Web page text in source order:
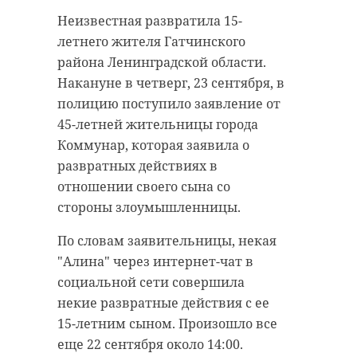
Неизвестная развратила 15-
летнего жителя Гатчинского
района Ленинградской области.
Накануне в четверг, 23 сентября, в
полицию поступило заявление от
45-летней жительницы города
Коммунар, которая заявила о
развратных действиях в
отношении своего сына со
стороны злоумышленницы.
По словам заявительницы, некая
"Алина" через интернет-чат в
социальной сети совершила
некие развратные действия с ее
15-летним сыном. Произошло все
еще 22 сентября около 14:00.
В четверг, 23 сентября, в полицию
поступило три заявления от
пожилых жительниц
Ленинградской области.
Пенсионерки поверили
банковским мошенникам и
перевели на «безопасные» счета
2,6 миллиона рублей. Об этом
полиции.
В частности, 64-летняя
жительница деревни Порожек
(Гатчинский район) 14 сентября
лишилась 1 миллиона 934 тысяч
Подписывайтесь на нас в
В минувшую ночь службы
Кабардино-Балкарии сообщили о
том, что на горе Эльбрус при
восхождении застряли
альпинисты, среди которых были
жители Петербурга и Москвы.
Операция по спасению длилась до
всех.
Среди
застрявших на